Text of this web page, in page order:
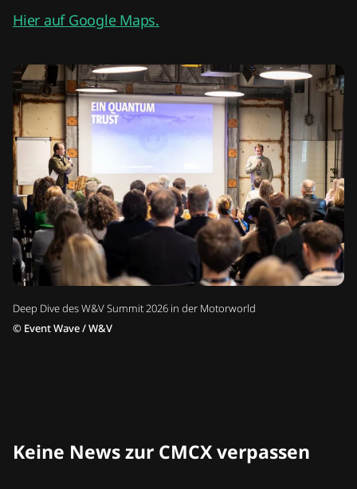
Deep Dive des W&V Summit 2026 in der Motorworld
© Event Wave / W&V
Hier auf Google Maps.
Keine News zur CMCX verpassen